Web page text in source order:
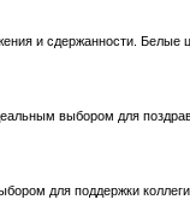
и сдержанности.
выбором для
для поддержки